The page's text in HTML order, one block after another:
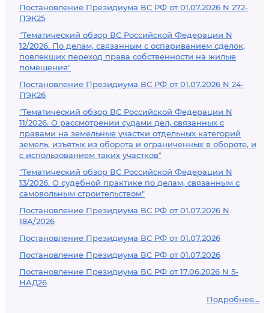
Постановление Президиума ВС РФ от 01.07.2026 N 272-
ПЭК25
"Тематический обзор ВС Российской Федерации N
12/2026. По делам, связанным с оспариванием сделок,
повлекших переход права собственности на жилые
помещения"
Постановление Президиума ВС РФ от 01.07.2026 N 24-
ПЭК26
"Тематический обзор ВС Российской Федерации N
11/2026. О рассмотрении судами дел, связанных с
правами на земельные участки отдельных категорий
земель, изъятых из оборота и ограниченных в обороте, и
с использованием таких участков"
"Тематический обзор ВС Российской Федерации N
13/2026. О судебной практике по делам, связанным с
самовольным строительством"
Постановление Президиума ВС РФ от 01.07.2026 N
18А/2026
Постановление Президиума ВС РФ от 01.07.2026
Постановление Президиума ВС РФ от 01.07.2026
Постановление Президиума ВС РФ от 17.06.2026 N 5-
НАД26
Подробнее...